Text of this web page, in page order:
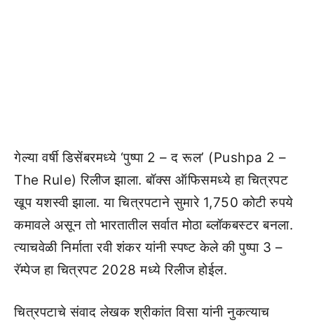
गेल्या वर्षी डिसेंबरमध्ये ‘पुष्पा 2 – द रूल’ (Pushpa 2 –
The Rule) रिलीज झाला. बॉक्स ऑफिसमध्ये हा चित्रपट
खूप यशस्वी झाला. या चित्रपटाने सुमारे 1,750 कोटी रुपये
कमावले असून तो भारतातील सर्वात मोठा ब्लॉकबस्टर बनला.
त्याचवेळी निर्माता रवी शंकर यांनी स्पष्ट केले की पुष्पा 3 –
रॅम्पेज हा चित्रपट 2028 मध्ये रिलीज होईल.
चित्रपटाचे संवाद लेखक श्रीकांत विसा यांनी नुकत्याच